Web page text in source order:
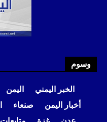
وسوم
الخبر اليمني اليمن
أخبار اليمن
صنعاء